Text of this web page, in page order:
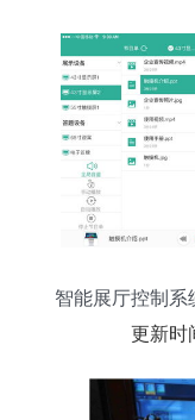
智能展厅控制系
更新时